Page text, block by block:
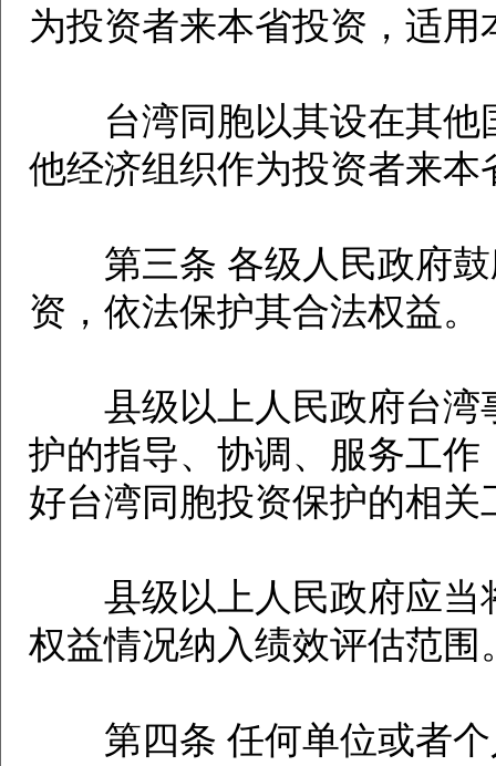
为投资者来本省投资，适用
台湾同胞以其设在其他
他经济组织作为投资者来
第三条 各级人民政府鼓
资，依法保护其合法权益。
县级以上人民政府台湾
护的指导、协调、服务工
好台湾同胞投资保护的相关
县级以上人民政府应当
权益情况纳入绩效评估范围
第四条 任何单位或者个